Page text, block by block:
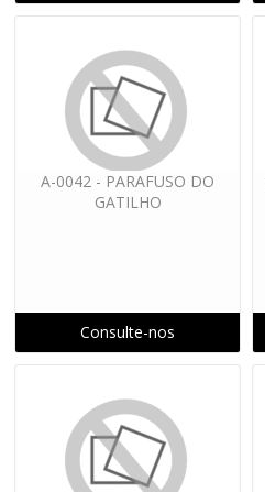
A-0042 - PARAFUSO DO
GATILHO
Consulte-nos